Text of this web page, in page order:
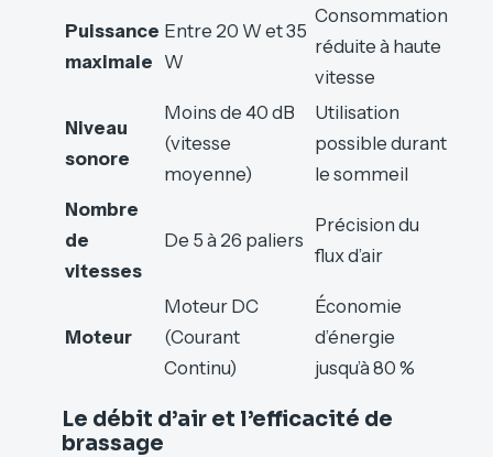
Puissance
maximale
Entre 20 W et 35
W
Consommation
réduite à haute
vitesse
Niveau
sonore
Moins de 40 dB
(vitesse
moyenne)
Utilisation
possible durant
le sommeil
Nombre
de
vitesses
De 5 à 26 paliers
Précision du
flux d’air
Moteur
Moteur DC
(Courant
Continu)
Économie
d’énergie
jusqu’à 80 %
Le débit d’air et l’efficacité de
brassage